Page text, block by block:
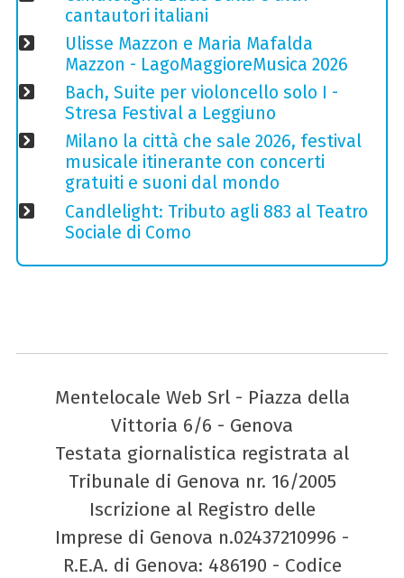
cantautori italiani
Ulisse Mazzon e Maria Mafalda
Mazzon - LagoMaggioreMusica 2026
Bach, Suite per violoncello solo I -
Stresa Festival a Leggiuno
Milano la città che sale 2026, festival
musicale itinerante con concerti
gratuiti e suoni dal mondo
Candlelight: Tributo agli 883 al Teatro
Sociale di Como
Mentelocale Web Srl - Piazza della
Vittoria 6/6 - Genova
Testata giornalistica registrata al
Tribunale di Genova nr. 16/2005
Iscrizione al Registro delle
Imprese di Genova n.02437210996 -
R.E.A. di Genova: 486190 - Codice